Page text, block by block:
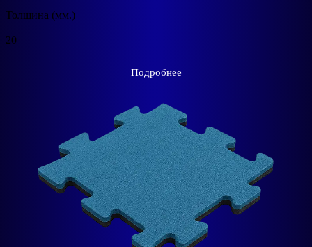
Толщина (мм.)
20
Подробнее